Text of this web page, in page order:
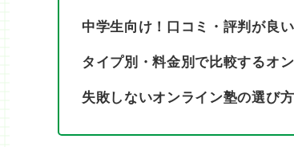
中学生向け！口コミ・評判が良
タイプ別・料金別で比較するオ
失敗しないオンライン塾の選び